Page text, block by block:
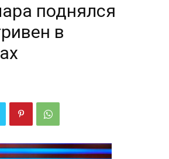
поднялся
в